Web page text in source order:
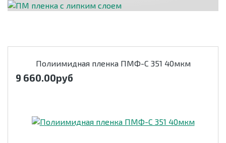
Полиимидная пленка ПМФ-С 351 40мкм
9 660.00руб